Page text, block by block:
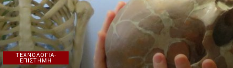
ΤΕΧΝΟΛΟΓΊΑ-
ΕΠΙΣΤΉΜΗ